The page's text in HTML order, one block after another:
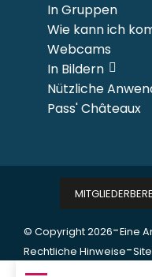
In Gruppen
Wie kann ich
Webcams
In Bildern
Nützliche
Pass' Châteaux
© Copyright 2026-Eine
Rechtliche Hinweise-